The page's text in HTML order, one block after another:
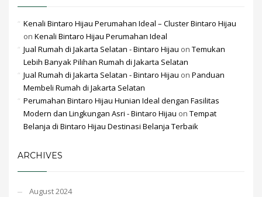
Kenali Bintaro Hijau Perumahan Ideal – Cluster Bintaro Hijau
on Kenali Bintaro Hijau Perumahan Ideal
Jual Rumah di Jakarta Selatan - Bintaro Hijau on Temukan
Lebih Banyak Pilihan Rumah di Jakarta Selatan
Jual Rumah di Jakarta Selatan - Bintaro Hijau on Panduan
Membeli Rumah di Jakarta Selatan
Perumahan Bintaro Hijau Hunian Ideal dengan Fasilitas
Modern dan Lingkungan Asri - Bintaro Hijau on Tempat
Belanja di Bintaro Hijau Destinasi Belanja Terbaik
ARCHIVES
August 2024